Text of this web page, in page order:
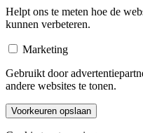
Helpt ons te meten hoe de
kunnen verbeteren.
Marketing
Gebruikt door
andere websites te tonen.
Voorkeuren opslaan